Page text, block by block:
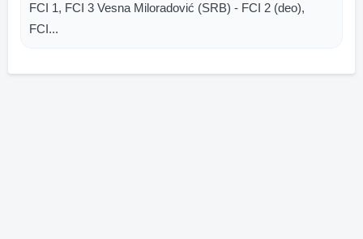
FCI 1, FCI 3 Vesna Miloradović (SRB) - FCI 2 (deo),
FCI...